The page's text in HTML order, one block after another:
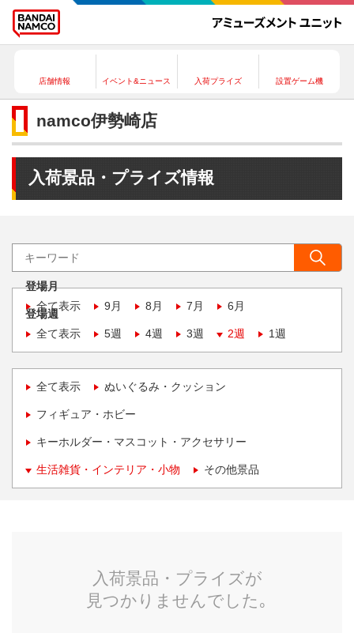
店舗情報 イベント&ニュース 入荷プライズ 設置ゲーム機
namco伊勢崎店
入荷景品・プライズ情報
登場月
全て表示
9月 8月 7月 6月
登場週
全て表示
5週 4週 3週 2週 1週
全て表示 ぬいぐるみ・クッション
フィギュア・ホビー
キーホルダー・マスコット・アクセサリー
生活雑貨・インテリア・小物 その他景品